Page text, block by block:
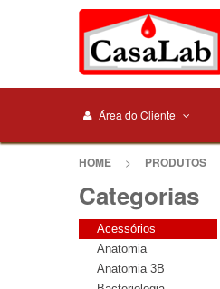
Área do Cliente
HOME > PRODUTOS
Categorias
Acessórios
Anatomia
Anatomia 3B